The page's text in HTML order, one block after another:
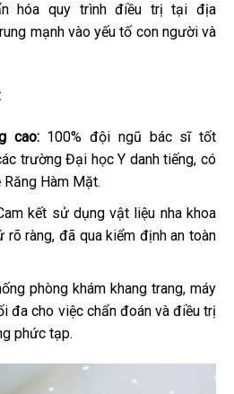
hóa quy trình điều trị tại địa
mạnh vào yếu tố con người và
cao:100% đội ngũ bác sĩ tốt
trường Đại học Y danh tiếng, có
Hàm Mặt.
kết sử dụng vật liệu nha khoa
rõ ràng, đã qua kiểm định an toàn
phòng khám khang trang, máy
đa cho việc chẩn đoán và điều trị
phức tạp.